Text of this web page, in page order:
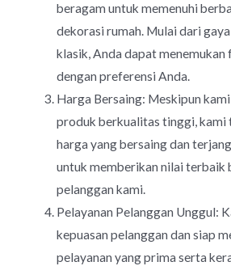
beragam untuk memenuhi
dekorasi rumah. Mulai dari
klasik, Anda dapat menemukan
dengan preferensi Anda.
Harga Bersaing: Meskipun
produk berkualitas tinggi, kami
harga yang bersaing dan
untuk memberikan nilai terbaik
pelanggan kami.
Pelayanan Pelanggan Unggul:
kepuasan pelanggan dan siap
pelayanan yang prima serta